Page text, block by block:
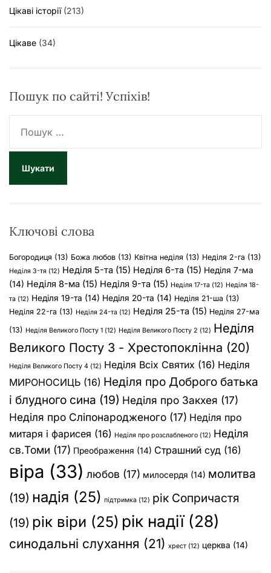
Цікаві історії(213)
Цікаве (34)
Пошук по сайті! Успіхів!
ш
к
Ключові слова
Богородиця (13) Божа любов (13) Квітна неділя (13) Неділя 2-га (13)
Неділя 3-тя (12) Неділя 5-та (15) Неділя 6-та (15) Неділя 7-ма
(14) Неділя 8-ма (15) Неділя 9-та (15) Неділя 17-та (12) Неділя 18-
та (12) Неділя 19-та (14) Неділя 20-та (14) Неділя 21-ша (13)
Неділя 22-га (13) Неділя 24-та (12) Неділя 25-та (15) Неділя 27-ма
(13) Неділя Великого Посту 1 (12) Неділя Великого Посту 2 (12) Неділя
Великого Посту 3 - Хрестопоклінна (20)
Неділя Великого Посту 4 (12) Неділя Всіх Святих (16) Неділя
МИРОНОСИЦЬ (16) Неділя про Доброго батька
і блудного сина (19) Неділя про Закхея (17)
Неділя про Сліпонародженого (17) Неділя про
митаря і фарисея (16) Неділя про розслабленого (12) Неділя
св.Томи (17) Преображення (14) Страшний суд (16)
віра (33) любов (17) милосердя (14) молитва
(19) надія (25) підтримка (12) рік Сопричастя
(19) рік віри (25) рік надії(28)
синодальні слухання (21) хрест (12) церква (14)